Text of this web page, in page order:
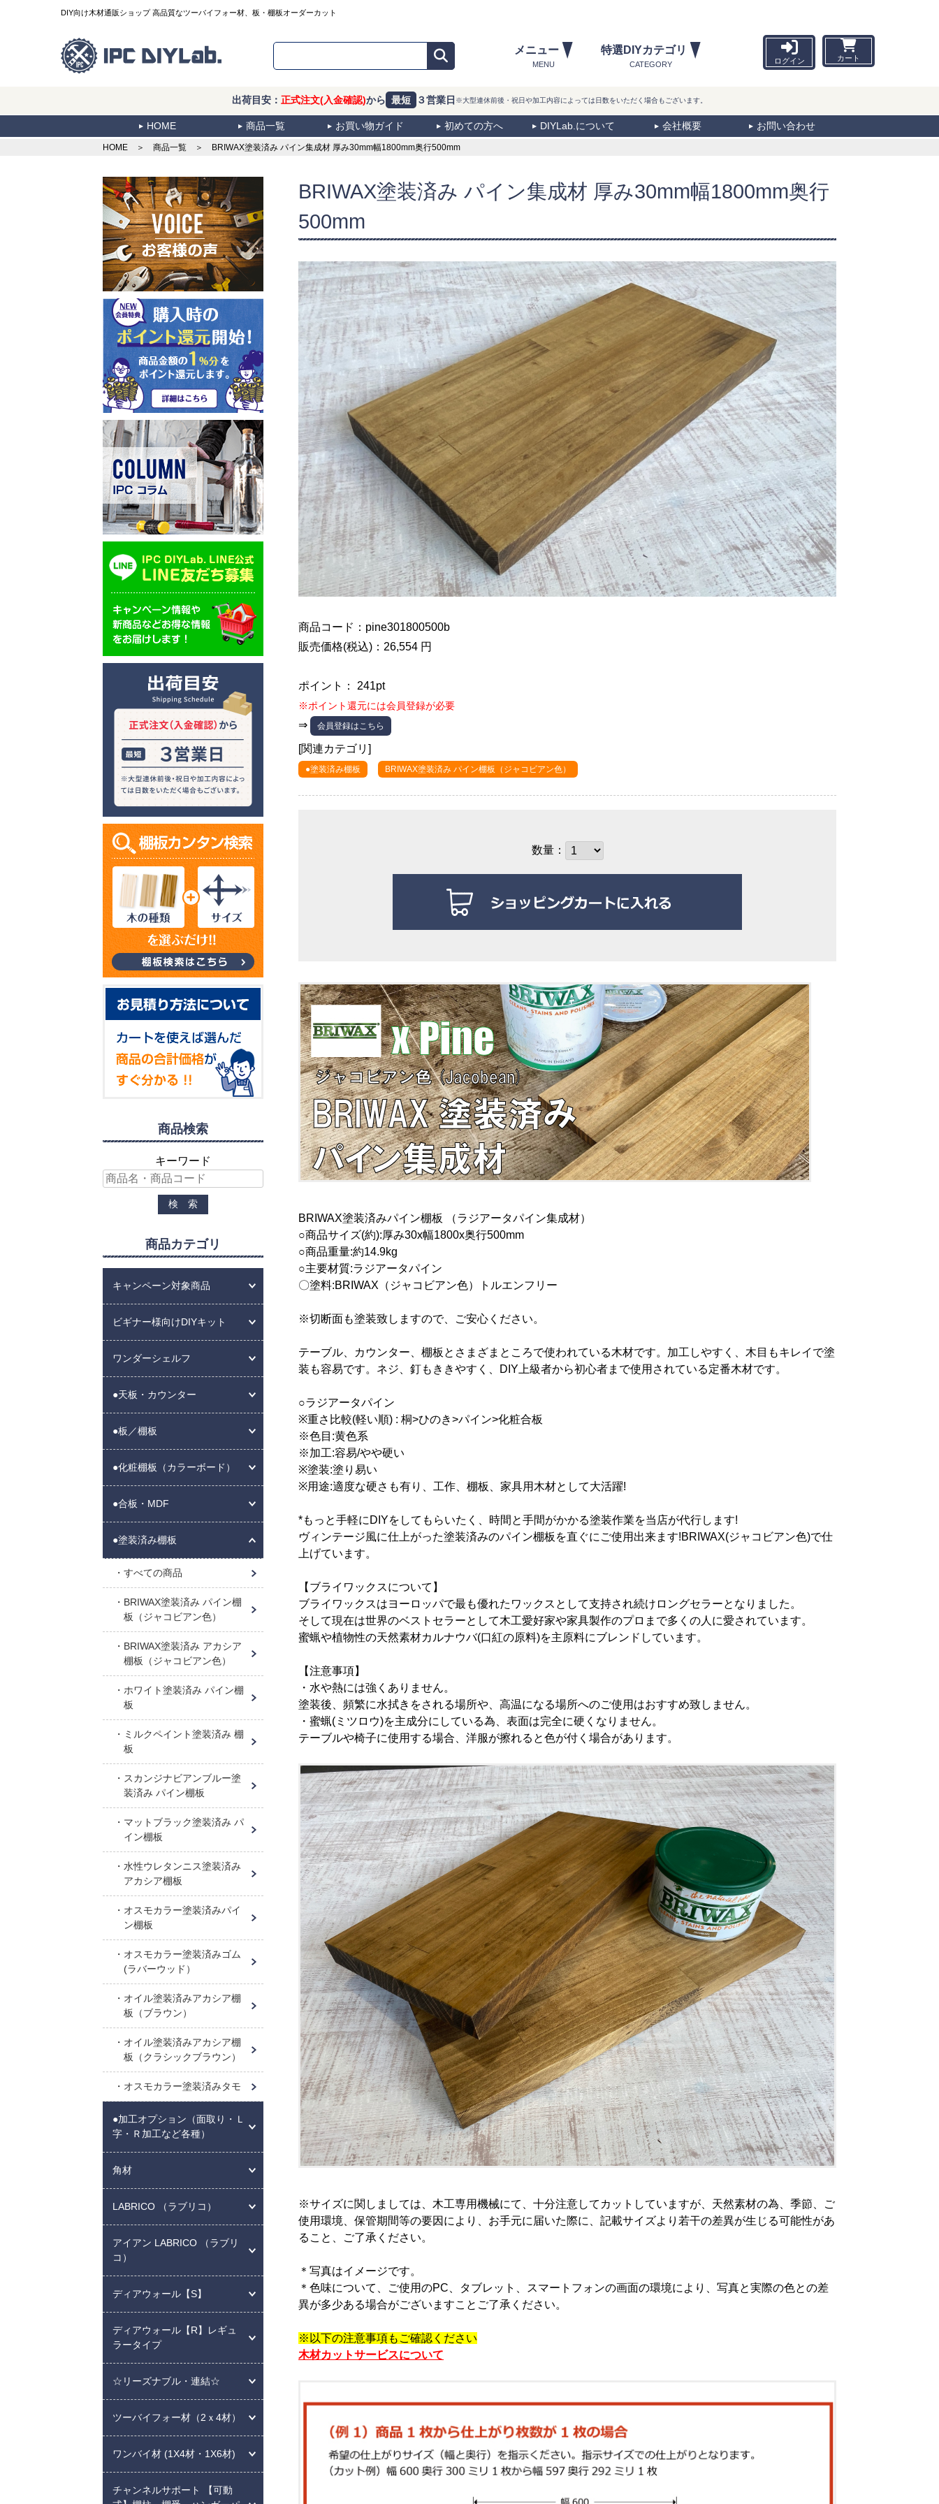
DIY向け木材通販ショップ 高品質なツーバイフォー材、板・棚板オーダーカット
メニュー
MENU
特選DIYカテゴリ
CATEGORY ログイン カート
出荷目安： 正式注文(入金確認)から 最短 ３営業日 ※大型連休前後・祝日や加工内容によっては日数をいただく場合もございます。
HOME 商品一覧 お買い物ガイド 初めての方へ DIYLab.について 会社概要 お問い合わせ
HOME ＞ 商品一覧 ＞ BRIWAX塗装済み パイン集成材 厚み30mm幅1800mm奥行500mm
BRIWAX塗装済み パイン集成材 厚み30mm幅1800mm奥行
500mm
商品コード：pine301800500b
販売価格(税込)：26,554 円
ポイント： 241pt
※ポイント還元には会員登録が必要
⇒ 会員登録はこちら
[関連カテゴリ]
●塗装済み棚板 BRIWAX塗装済み パイン棚板（ジャコビアン色）
数量：
BRIWAX塗装済みパイン棚板 （ラジアータパイン集成材）
○商品サイズ(約):厚み30x幅1800x奥行500mm
○商品重量:約14.9kg
○主要材質:ラジアータパイン
〇塗料:BRIWAX（ジャコビアン色）トルエンフリー
※切断面も塗装致しますので、ご安心ください。
テーブル、カウンター、棚板とさまざまところで使われている木材です。加工しやすく、木目もキレイで塗
装も容易です。ネジ、釘もききやすく、DIY上級者から初心者まで使用されている定番木材です。
○ラジアータパイン
※重さ比較(軽い順) : 桐>ひのき>パイン>化粧合板
※色目:黄色系
※加工:容易/やや硬い
※塗装:塗り易い
※用途:適度な硬さも有り、工作、棚板、家具用木材として大活躍!
*もっと手軽にDIYをしてもらいたく、時間と手間がかかる塗装作業を当店が代行します!
ヴィンテージ風に仕上がった塗装済みのパイン棚板を直ぐにご使用出来ます!BRIWAX(ジャコビアン色)で仕
上げています。
【ブライワックスについて】
ブライワックスはヨーロッパで最も優れたワックスとして支持され続けロングセラーとなりました。
そして現在は世界のベストセラーとして木工愛好家や家具製作のプロまで多くの人に愛されています。
蜜蝋や植物性の天然素材カルナウバ(口紅の原料)を主原料にブレンドしています。
【注意事項】
・水や熱には強くありません。
塗装後、頻繁に水拭きをされる場所や、高温になる場所へのご使用はおすすめ致しません。
・蜜蝋(ミツロウ)を主成分にしている為、表面は完全に硬くなりません。
テーブルや椅子に使用する場合、洋服が擦れると色が付く場合があります。
※サイズに関しましては、木工専用機械にて、十分注意してカットしていますが、天然素材の為、季節、ご
使用環境、保管期間等の要因により、お手元に届いた際に、記載サイズより若干の差異が生じる可能性があ
ること、ご了承ください。
＊写真はイメージです。
＊ 色味について、ご使用のPC、タブレット、スマートフォンの画面の環境により、写真と実際の色との差
異が多少ある場合がございますことご了承ください。
※以下の注意事項もご確認ください
木材カットサービスについて
商品検索
キーワード
商品カテゴリ
キャンペーン対象商品
ビギナー様向けDIYキット
ワンダーシェルフ
●天板・カウンター
●板／棚板
●化粧棚板（カラーボード）
●合板・MDF
●塗装済み棚板
すべての商品
BRIWAX塗装済み パイン棚
板（ジャコビアン色）
BRIWAX塗装済み アカシア
棚板（ジャコビアン色）
ホワイト塗装済み パイン棚
板
ミルクペイント塗装済み 棚
板
スカンジナビアンブルー塗
装済み パイン棚板
マットブラック塗装済み パ
イン棚板
水性ウレタンニス塗装済み
アカシア棚板
オスモカラー塗装済みパイ
ン棚板
オスモカラー塗装済みゴム
(ラバーウッド）
オイル塗装済みアカシア棚
板（ブラウン）
オイル塗装済みアカシア棚
板（クラシックブラウン）
オスモカラー塗装済みタモ
●加工オプション（面取り・Ｌ
字・Ｒ加工など各種）
角材
LABRICO （ラブリコ）
アイアン LABRICO （ラブリ
コ）
ディアウォール【S】
ディアウォール【R】レギュ
ラータイプ
☆リーズナブル・連結☆
ツーバイフォー材（2ｘ4材）
ワンバイ材 (1X4材・1X6材)
チャンネルサポート 【可動